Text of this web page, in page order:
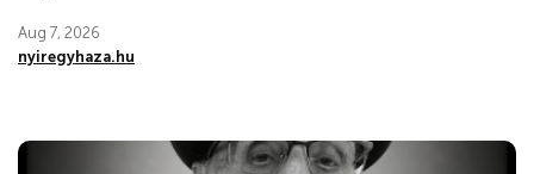
Aug 7, 2026
nyiregyhaza.hu